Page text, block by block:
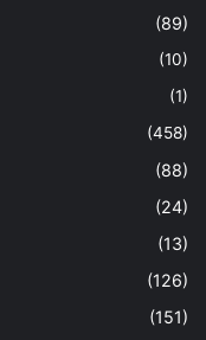
(89)
(10)
(1)
(458)
(88)
(24)
(13)
(126)
(151)